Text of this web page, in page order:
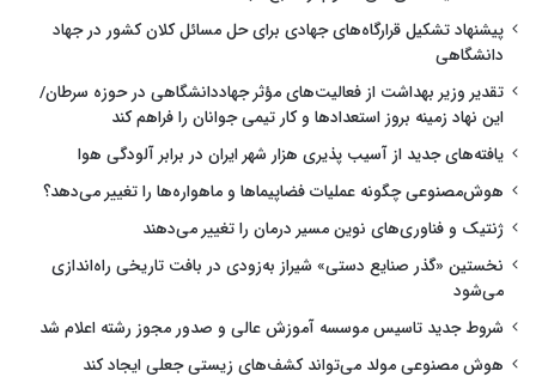
پیشنهاد تشکیل قرارگاه‌های جهادی برای حل مسائل کلان کشور در جهاد
دانشگاهی
تقدیر وزیر بهداشت از فعالیت‌های مؤثر جهاددانشگاهی در حوزه سرطان/
این نهاد زمینه بروز استعدادها و کار تیمی جوانان را فراهم کند
یافته‌های جدید از آسیب پذیری هزار شهر ایران در برابر آلودگی هوا
هوش‌مصنوعی چگونه عملیات فضاپیماها و ماهواره‌ها را تغییر می‌دهد؟
ژنتیک و فناوری‌های نوین مسیر درمان را تغییر می‌دهند
نخستین «گذر صنایع دستی» شیراز به‌زودی در بافت تاریخی راه‌اندازی
می‌شود
شروط جدید تاسیس موسسه آموزش عالی و صدور مجوز رشته اعلام شد
هوش مصنوعی مولد می‌تواند کشف‌های زیستی جعلی ایجاد کند